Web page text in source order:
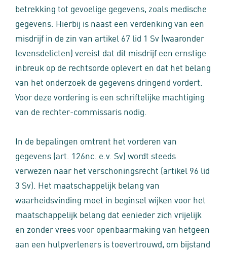
betrekking tot gevoelige gegevens, zoals medische
gegevens. Hierbij is naast een verdenking van een
misdrijf in de zin van artikel 67 lid 1 Sv (waaronder
levensdelicten) vereist dat dit misdrijf een ernstige
inbreuk op de rechtsorde oplevert en dat het belang
van het onderzoek de gegevens dringend vordert.
Voor deze vordering is een schriftelijke machtiging
van de rechter-commissaris nodig.
In de bepalingen omtrent het vorderen van
gegevens (art. 126nc. e.v. Sv) wordt steeds
verwezen naar het verschoningsrecht (artikel 96 lid
3 Sv). Het maatschappelijk belang van
waarheidsvinding moet in beginsel wijken voor het
maatschappelijk belang dat eenieder zich vrijelijk
en zonder vrees voor openbaarmaking van hetgeen
aan een hulpverleners is toevertrouwd, om bijstand